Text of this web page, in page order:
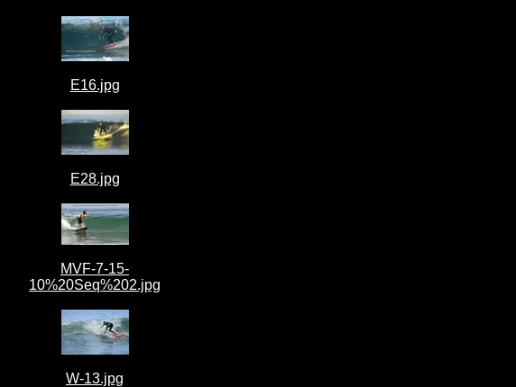
E16.jpg
E28.jpg
MVF-7-15-
10%20Seq%202.jpg
W-13.jpg